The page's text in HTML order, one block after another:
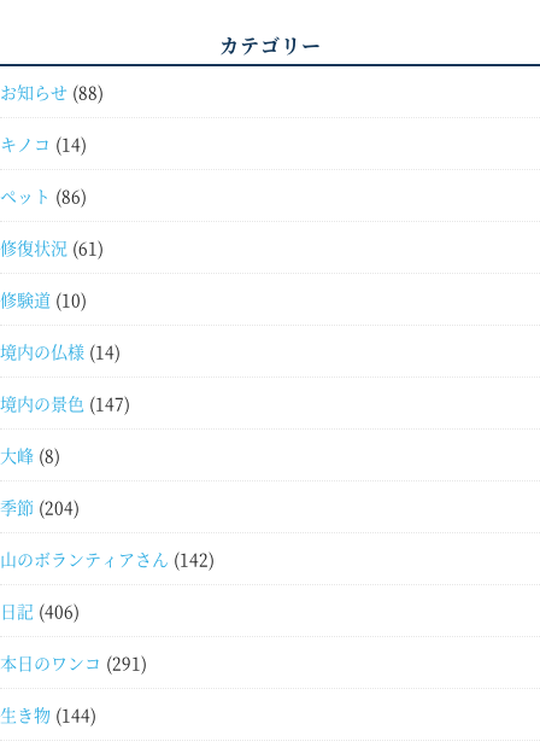
カテゴリー
お知らせ (88)
キノコ (14)
ペット (86)
修復状況 (61)
修験道 (10)
境内の仏様 (14)
境内の景色 (147)
大峰 (8)
季節 (204)
山のボランティアさん (142)
日記 (406)
本日のワンコ (291)
生き物 (144)